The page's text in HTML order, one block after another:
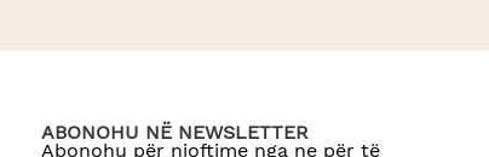
ABONOHU NË NEWSLETTER
Abonohu për njoftime nga ne për të